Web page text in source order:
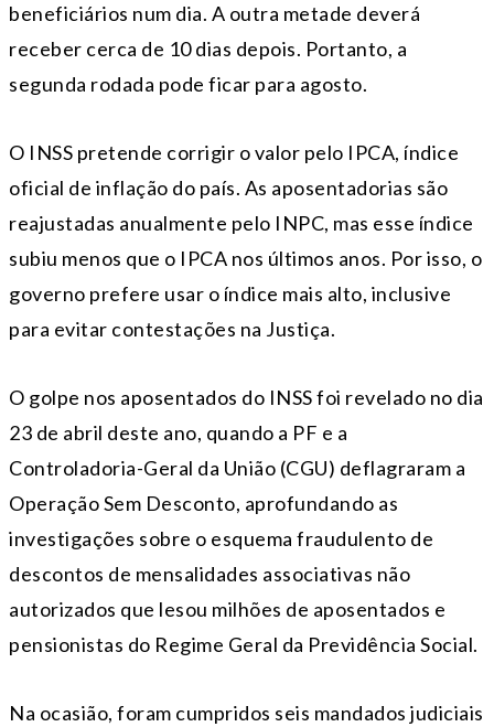
beneficiários num dia. A outra metade deverá
receber cerca de 10 dias depois. Portanto, a
segunda rodada pode ficar para agosto.
O INSS pretende corrigir o valor pelo IPCA, índice
oficial de inflação do país. As aposentadorias são
reajustadas anualmente pelo INPC, mas esse índice
subiu menos que o IPCA nos últimos anos. Por isso, o
governo prefere usar o índice mais alto, inclusive
para evitar contestações na Justiça.
O golpe nos aposentados do INSS foi revelado no dia
23 de abril deste ano, quando a PF e a
Controladoria-Geral da União (CGU) deflagraram a
Operação Sem Desconto, aprofundando as
investigações sobre o esquema fraudulento de
descontos de mensalidades associativas não
autorizados que lesou milhões de aposentados e
pensionistas do Regime Geral da Previdência Social.
Na ocasião, foram cumpridos seis mandados judiciais